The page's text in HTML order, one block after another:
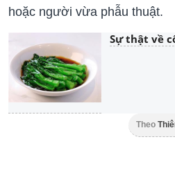
hoặc người vừa phẫu thuật.
Sự thật về
Theo